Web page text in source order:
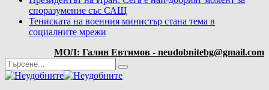
споразумение със САЩ
Тениската на военния министър стана тема в
социалните мрежи
МОЛ: Галин Евтимов - neudobnitebg@gmail.com